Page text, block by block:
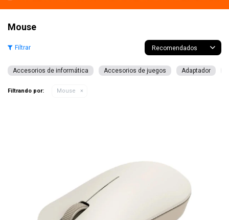
Mouse
Recomendados
Accesorios de informática Accesorios de juegos Adaptador
Filtrando por: Mouse